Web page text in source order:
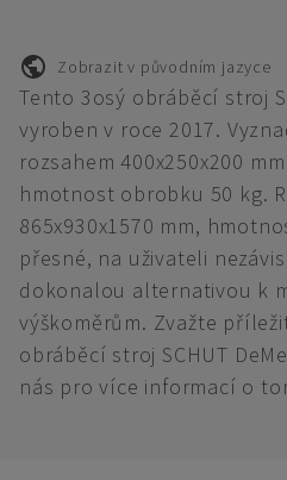
Zobrazit v původním jazyce
Tento 3osý obráběcí stroj
vyroben v roce 2017.
rozsahem 400x250x200
hmotnost obrobku 50 kg.
865x930x1570 mm,
přesné, na uživateli
dokonalou alternativou k
výškoměrům. Zvažte
obráběcí stroj SCHUT
nás pro více informací o